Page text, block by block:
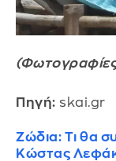
Πηγή: skai.gr
Ζώδια: Τι θα
Κώστας